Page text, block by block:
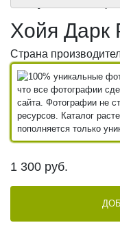
Хойя Дарк
Страна
что все фотографии
сайта. Фотографии не
ресурсов. Каталог
пополняется только
1 300 руб.